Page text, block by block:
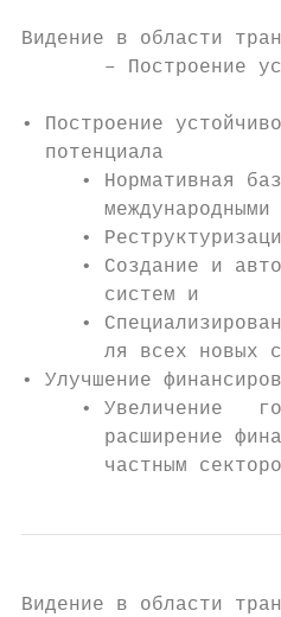
Видение в области
– Построение
• Построение
  потенциала
• Нормативная
международными
•
• Создание и
       систем и
•
ля всех новых
• Улучшение
• Увеличение
расширение
частным
Видение в области